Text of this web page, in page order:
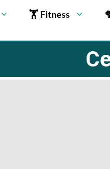
🏋 Fitness